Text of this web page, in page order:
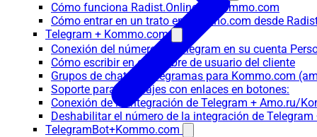
Cómo funciona Radist.Online en Kommo.com
Cómo entrar en un trato en Kommo.com desde
Telegram + Kommo.com
Conexión del número de Telegram en su cuenta
Cómo escribir en el nombre de usuario del cliente
Grupos de chat en Telegramas para Kommo.com
Soporte para mensajes con enlaces en botones:
Conexión de la integración de Telegram + Amo.ru/
Deshabilitar el número de la integración de
TelegramBot+Kommo.com